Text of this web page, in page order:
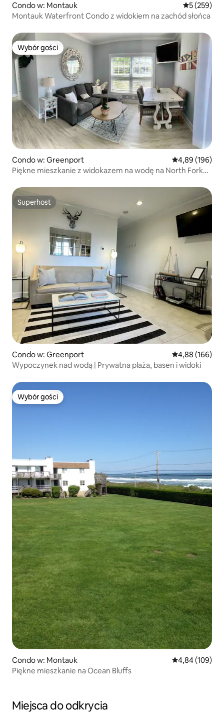
Condo w: Montauk Średnia
5 (259)
Montauk Waterfront Condo z widokiem na zachód słońca
Wybór gości
Wybór gości
Condo w: Greenport Średnia
4,89 (196)
Piękne mieszkanie z widokazem na wodę na North Fork
Superhost
Superhost
Condo w: Greenport Średnia
4,88 (166)
Wypoczynek nad wodą | Prywatna plaża, basen i widoki
Wybór gości
Wybór gości
Condo w: Montauk Średnia
4,84 (109)
Piękne mieszkanie na Ocean Bluffs
Miejsca do odkrycia